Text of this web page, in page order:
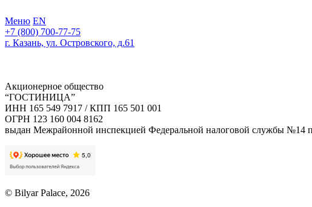
Меню EN
+7 (800) 700-77-75
г. Казань, ул. Островского, д.61
Акционерное общество
“ГОСТИНИЦА”
ИНН 165 549 7917 / КПП 165 501 001
ОГРН 123 160 004 8162
выдан Межрайонной инспекцией Федеральной налоговой службы №14
© Bilyar Palace, 2026